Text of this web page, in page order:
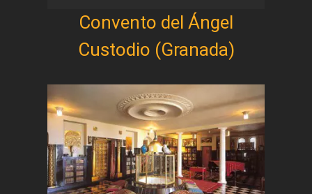
Convento del Ángel
Custodio (Granada)